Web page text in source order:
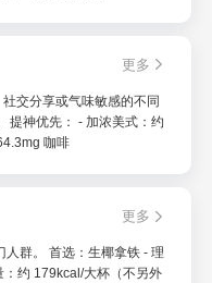
更多
交分享或气味敏感的不同
提神优先： - 加浓美式：约
咖啡
更多
群。 首选：生椰拿铁 - 理
约 179kcal/大杯（不另外